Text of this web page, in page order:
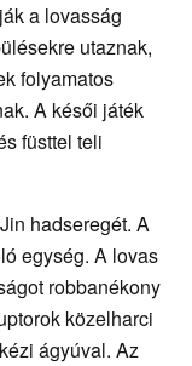
a lovasság
utaznak,
folyamatos
A késői játék
füsttel teli
hadseregét. A
egység. A lovas
robbanékony
közelharci
ágyúval. Az